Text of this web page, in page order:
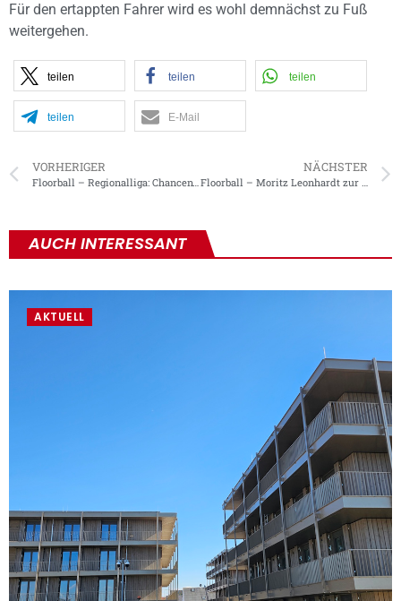
Für den ertappten Fahrer wird es wohl demnächst zu Fuß
weitergehen.
teilen teilen teilen
teilen E-Mail
VORHERIGER NÄCHSTER
AUCH INTERESSANT
AKTUELL